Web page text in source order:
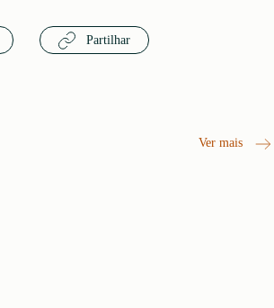
Partilhar
Ver mais